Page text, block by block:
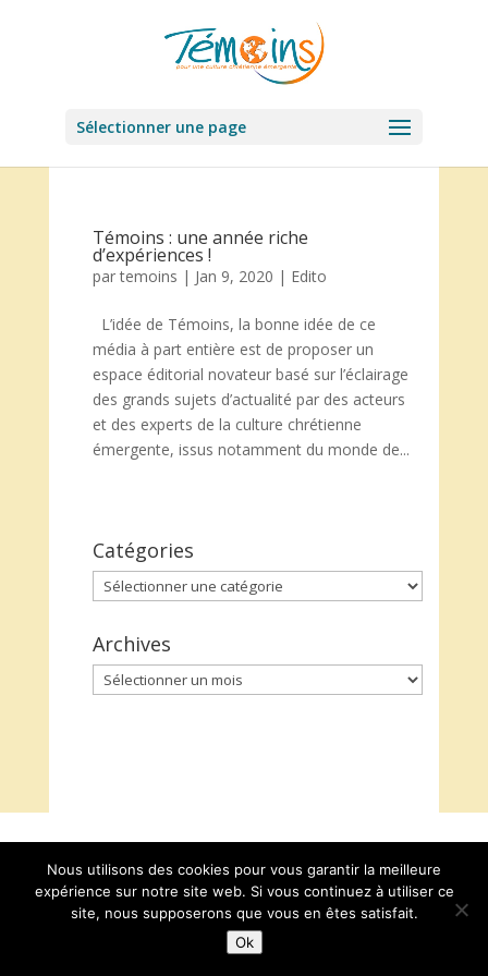
Sélectionner une page
Témoins : une année riche
d’expériences !
partemoins | Jan 9, 2020 | Edito
L’idée de Témoins, la bonne idée de ce
média à part entière est de proposer un
espace éditorial novateur basé sur l’éclairage
des grands sujets d’actualité par des acteurs
et des experts de la culture chrétienne
émergente, issus notamment du monde de...
Catégories
Catégories
Archives
Archives
Nous utilisons des cookies pour vous garantir la meilleure
expérience sur notre site web. Si vous continuez à utiliser ce
site, nous supposerons que vous en êtes satisfait.
Ok